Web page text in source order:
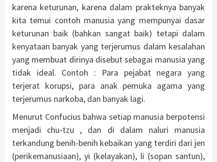
karena keturunan, karena dalam prakteknya banyak
kita temui contoh manusia yang mempunyai dasar
keturunan baik (bahkan sangat baik) tetapi dalam
kenyataan banyak yang terjerumus dalam kesalahan
yang membuat dirinya disebut sebagai manusia yang
tidak ideal. Contoh : Para pejabat negara yang
terjerat korupsi, para anak pemuka agama yang
terjerumus narkoba, dan banyak lagi.
Menurut Confucius bahwa setiap manusia berpotensi
menjadi chu-tzu , dan di dalam naluri manusia
terkandung benih-benih kebaikan yang terdiri dari jen
(perikemanusiaan), yi (kelayakan), li (sopan santun),